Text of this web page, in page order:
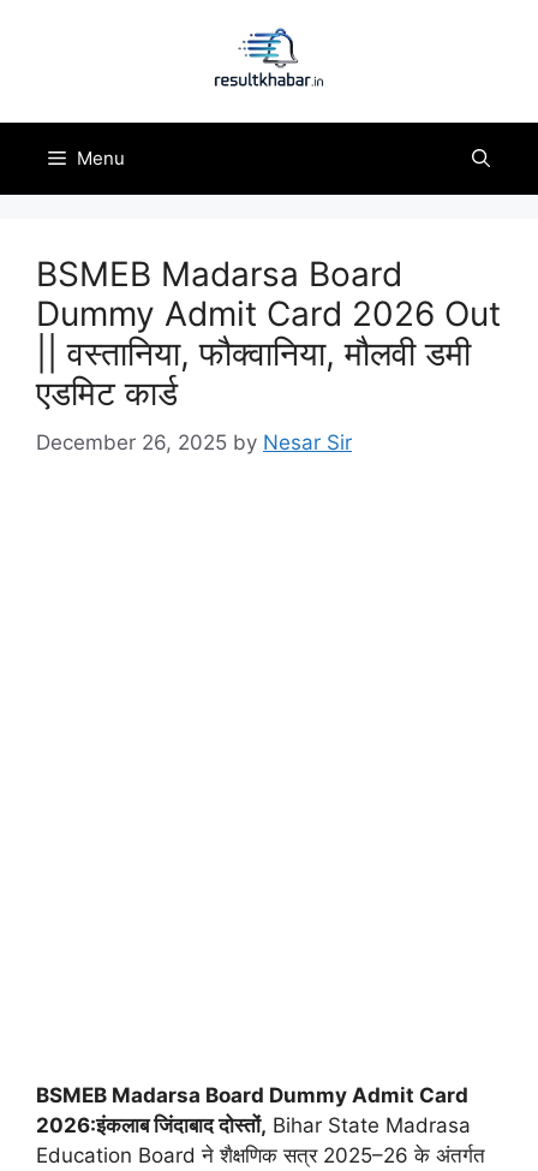
Menu
BSMEB Madarsa Board
Dummy Admit Card 2026 Out
|| वस्तानिया, फौक्वानिया, मौलवी डमी
एडमिट कार्ड
December 26, 2025 by Nesar Sir
BSMEB Madarsa Board Dummy Admit Card
2026:इंकलाब जिंदाबाद दोस्तों, Bihar State Madrasa
Education Board ने शैक्षणिक सत्र 2025–26 के अंतर्गत